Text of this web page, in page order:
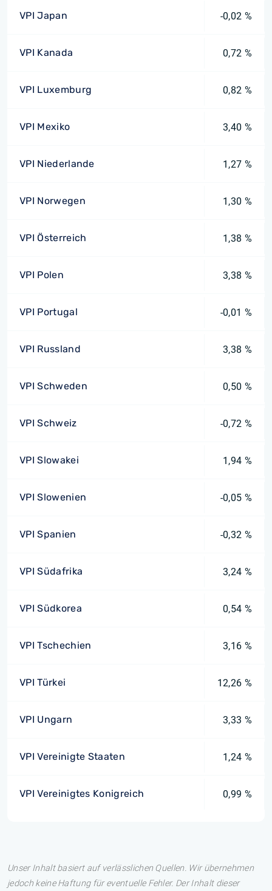
VPI Japan -0,02 %
VPI Kanada 0,72 %
VPI Luxemburg 0,82 %
VPI Mexiko 3,40 %
VPI Niederlande 1,27 %
VPI Norwegen 1,30 %
VPI Österreich 1,38 %
VPI Polen 3,38 %
VPI Portugal -0,01 %
VPI Russland 3,38 %
VPI Schweden 0,50 %
VPI Schweiz -0,72 %
VPI Slowakei 1,94 %
VPI Slowenien -0,05 %
VPI Spanien -0,32 %
VPI Südafrika 3,24 %
VPI Südkorea 0,54 %
VPI Tschechien 3,16 %
VPI Türkei 12,26 %
VPI Ungarn 3,33 %
VPI Vereinigte Staaten 1,24 %
VPI Vereinigtes Konigreich 0,99 %
Unser Inhalt basiert auf verlässlichen Quellen. Wir übernehmen
jedoch keine Haftung für eventuelle Fehler. Der Inhalt dieser